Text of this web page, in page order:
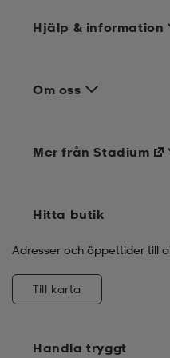
Hjälp & information
Om oss
Handla tryggt
Mer från Stadium
Hitta butik
Adresser och öppettider till
Till karta